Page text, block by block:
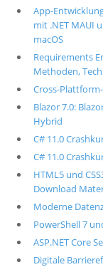
App-
mit .NET MAUI
macOS
Requirements
Methoden,
Cross-
Blazor 7.0:
Hybrid
C# 11.0
C# 11.0
HTML5 und
Download
Moderne
PowerShell 7
ASP.NET Core
Digitale